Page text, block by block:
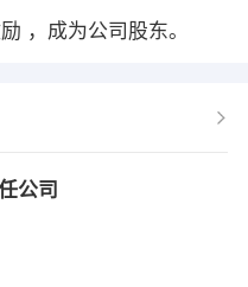
，成为公司股东。
公司